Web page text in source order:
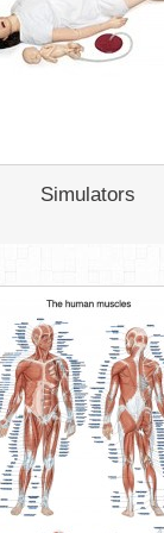
Simulators